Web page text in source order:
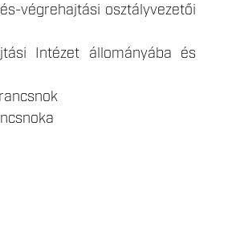
végrehajtási osztályvezetői
Intézet állományába és